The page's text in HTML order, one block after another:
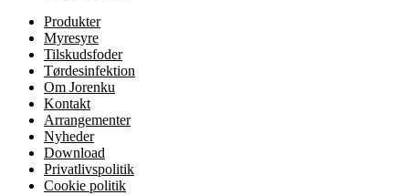
Produkter
Myresyre
Tilskudsfoder
Tørdesinfektion
Om Jorenku
Kontakt
Arrangementer
Nyheder
Download
Privatlivspolitik
Cookie politik